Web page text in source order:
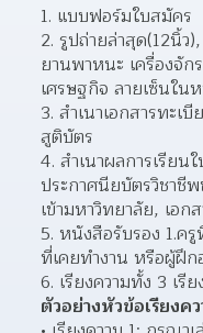
1. แบบฟอร์มใบสมัคร
2. รูปถ่ายล่าสุด(12นิ้
ยานพาหนะ เครื่องจัก
เศรษฐกิจ ลายเซ็นใน
3. สำเนาเอกสารทะเ
สูติบัตร
4. สำเนาผลการเรีย
ประกาศนียบัตรวิชาชี
เข้ามหาวิทยาลัย, เอก
5. หนังสือรับรอง 1.ค
ที่เคยทำงาน หรือผู้ฝึก
6. เรียงความทั้ง 3 เรีย
ตัวอย่างหัวข้อเรียงค